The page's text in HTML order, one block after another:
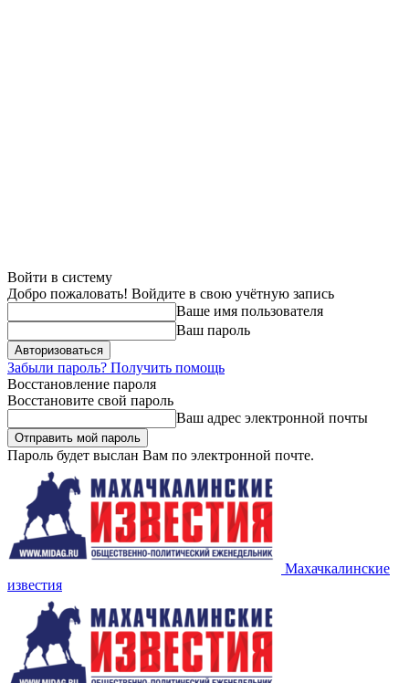
Войти в систему
Добро пожаловать! Войдите в свою учётную запись
Ваше имя пользователя
Ваш пароль
Забыли пароль? Получить помощь
Восстановление пароля
Восстановите свой пароль
Ваш адрес электронной почты
Пароль будет выслан Вам по электронной почте.
Махачкалинские
известия